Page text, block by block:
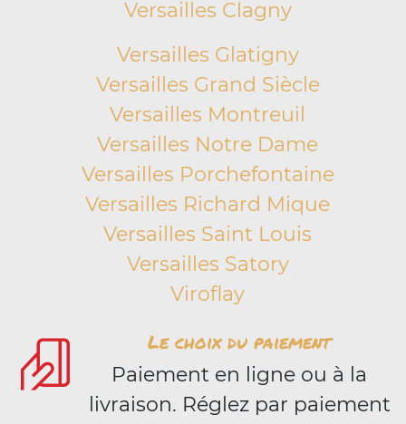
Versailles Clagny
Versailles Glatigny
Versailles Grand Siècle
Versailles Montreuil
Versailles Notre Dame
Versailles Porchefontaine
Versailles Richard Mique
Versailles Saint Louis
Versailles Satory
Viroflay
Le choix du paiement
Paiement en ligne ou à la
livraison. Réglez par paiement